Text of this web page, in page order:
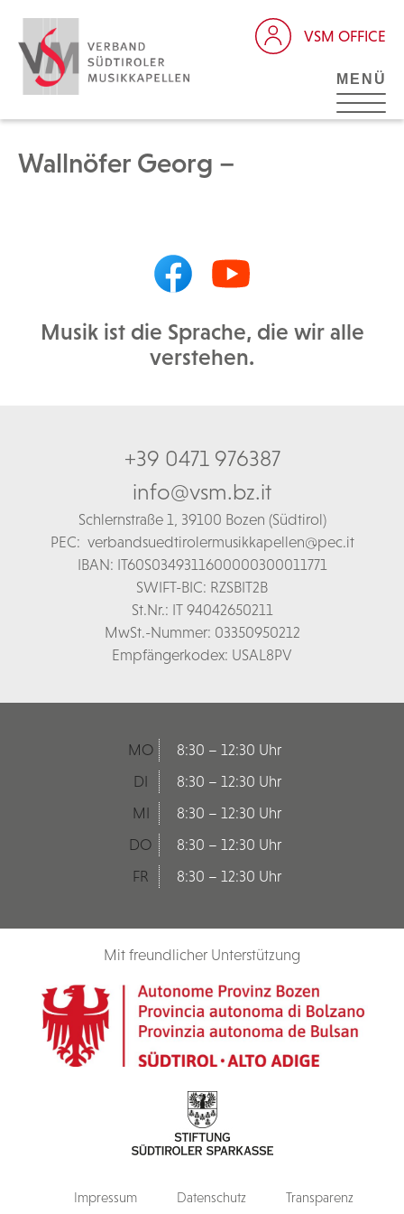
VSM OFFICE
MENÜ
Wallnöfer Georg –
Musik ist die Sprache, die wir alle
verstehen.
+39 0471 976387
info@vsm.bz.it
Schlernstraße 1, 39100 Bozen (Südtirol)
PEC: verbandsuedtirolermusikkapellen@pec.it
IBAN: IT60S0349311600000300011771
SWIFT-BIC: RZSBIT2B
St.Nr.: IT 94042650211
MwSt.-Nummer: 03350950212
Empfängerkodex: USAL8PV
MO
8:30 – 12:30 Uhr
DI
8:30 – 12:30 Uhr
MI
8:30 – 12:30 Uhr
DO
8:30 – 12:30 Uhr
FR
8:30 – 12:30 Uhr
Mit freundlicher Unterstützung
Impressum Datenschutz Transparenz